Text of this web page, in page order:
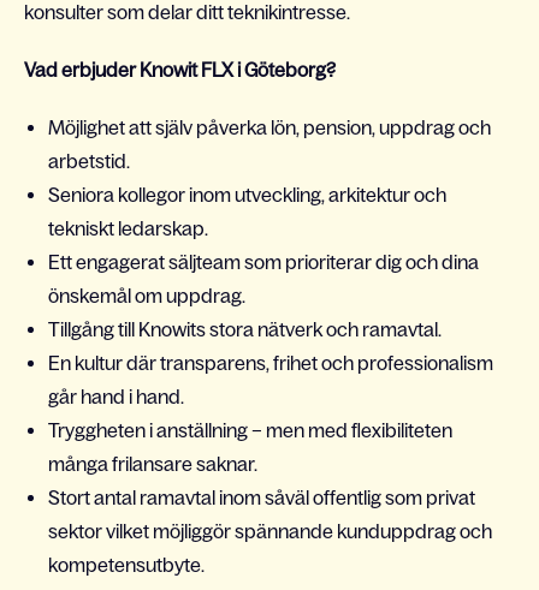
konsulter som delar ditt teknikintresse.
Vad erbjuder Knowit FLX i Göteborg?
Möjlighet att själv påverka lön, pension, uppdrag och
arbetstid.
Seniora kollegor inom utveckling, arkitektur och
tekniskt ledarskap.
Ett engagerat säljteam som prioriterar dig och dina
önskemål om uppdrag.
Tillgång till Knowits stora nätverk och ramavtal.
En kultur där transparens, frihet och professionalism
går hand i hand.
Tryggheten i anställning – men med flexibiliteten
många frilansare saknar.
Stort antal ramavtal inom såväl offentlig som privat
sektor vilket möjliggör spännande kunduppdrag och
kompetensutbyte.